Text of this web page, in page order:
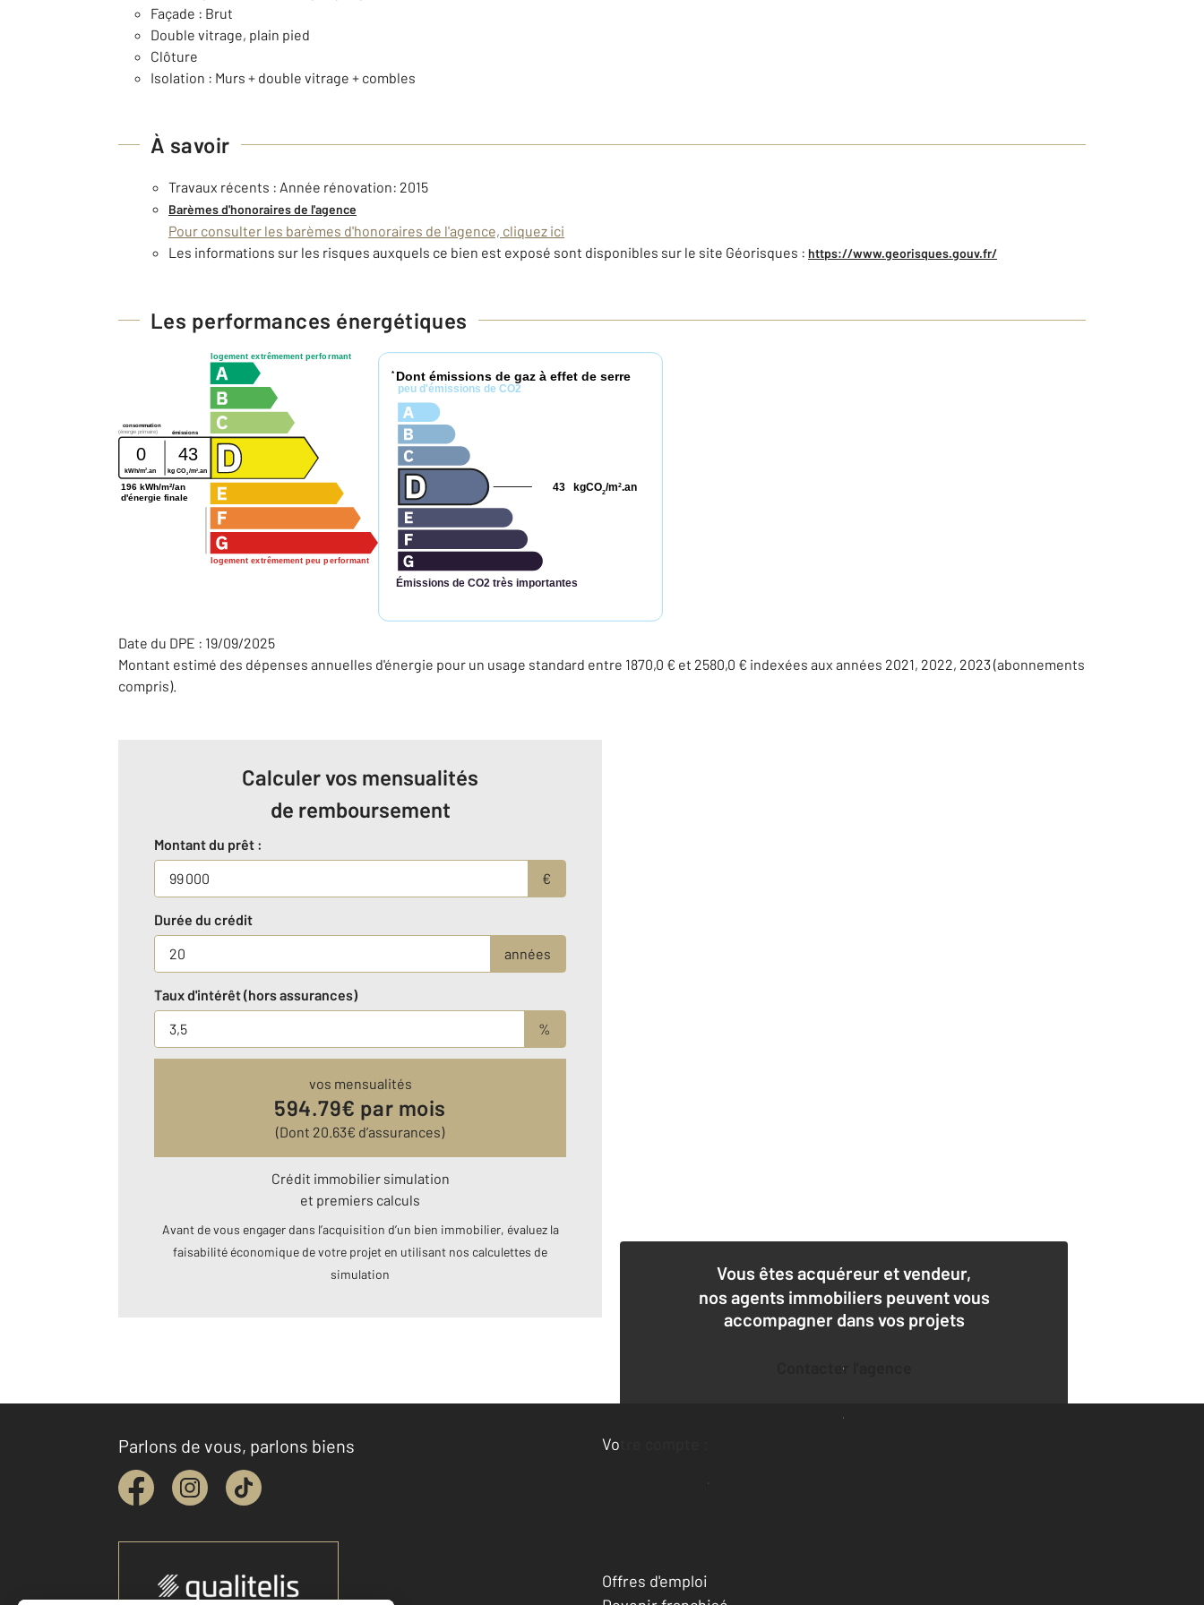
Façade : Brut
Double vitrage, plain pied
Clôture
Isolation : Murs + double vitrage + combles
À savoir
Travaux récents : Année rénovation: 2015
Barèmes d'honoraires de l'agence
Pour consulter les barèmes d'honoraires de l'agence, cliquez ici
Les informations sur les risques auxquels ce bien est exposé sont disponibles sur le site Géorisques : https://www.georisques.gouv.fr/
Les performances énergétiques
logement extrêmement performant
logement extrêmement peu performant
consommation
émissions
(énergie primaire)
0 43
kWh/m2 .an kg CO2 /m2 .an
196 kWh/m²/an
d'énergie finale
* Dont émissions de gaz à effet de serre
peu d'émissions de CO2
Émissions de CO2 très importantes
kgCO2/m2.an
43
Date du DPE : 19/09/2025
Montant estimé des dépenses annuelles d'énergie pour un usage standard entre 1870,0 € et 2580,0 € indexées aux années 2021, 2022, 2023 (abonnements
compris).
Calculer vos mensualités
de remboursement
Montant du prêt :
€
Durée du crédit
années
Taux d'intérêt (hors assurances)
%
vos mensualités
594.79€ par mois
(Dont 20.63€ d’assurances)
Crédit immobilier simulation
et premiers calculs
Avant de vous engager dans l’acquisition d’un bien immobilier, évaluez la
faisabilité économique de votre projet en utilisant nos calculettes de
simulation
Vous êtes acquéreur et vendeur,
nos agents immobiliers peuvent vous
accompagner dans vos projets
Contacter l'agence
Demander une estimation
Parlons de vous, parlons biens
Votre compte :
Accéder à mon compte
Offres d'emploi